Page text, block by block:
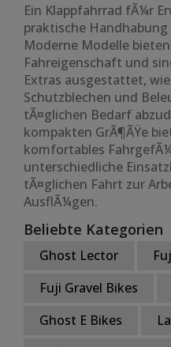
Ein Klappfahrrad fÃ¼r
praktische
Moderne Modelle
Fahreigenschaft und
Extras ausgestattet,
Schutzblechen und
tÃ¤glichen Bedarf
kompakten GrÃ¶ÃŸe
komfortables
unterschiedliche
tÃ¤glichen Fahrt zur
AusflÃ¼gen.
Beliebte Kategorien
Ghost Lector
Fuji Gravel Bikes
Ghost E Bikes